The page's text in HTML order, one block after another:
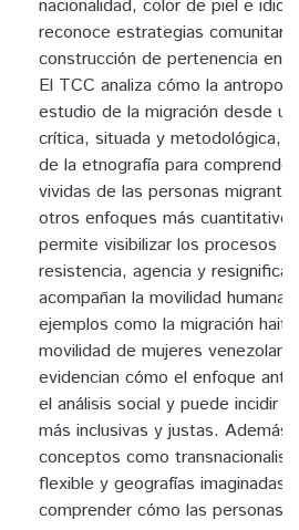
nacionalidad, color de piel e
reconoce estrategias
construcción de pertenencia en
El TCC analiza cómo la
estudio de la migración desde
crítica, situada y metodológica,
de la etnografía para
vividas de las personas
otros enfoques más
permite visibilizar los procesos
resistencia, agencia y
acompañan la movilidad
ejemplos como la migración
movilidad de mujeres
evidencian cómo el enfoque
el análisis social y puede incidir
más inclusivas y justas.
conceptos como
flexible y geografías
comprender cómo las personas